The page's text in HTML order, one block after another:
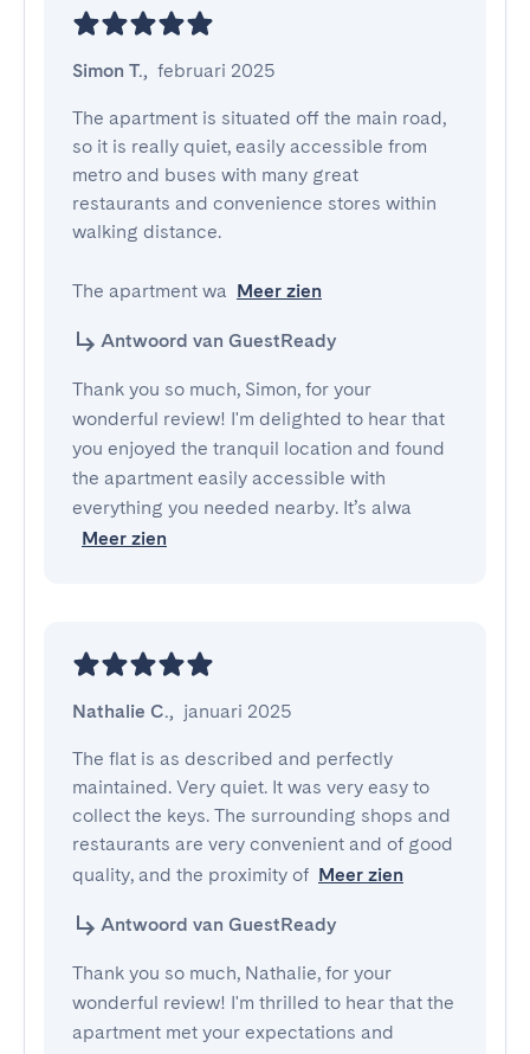
Simon T., februari 2025
The apartment is situated off the main road,
so it is really quiet, easily accessible from
metro and buses with many great
restaurants and convenience stores within
walking distance.
The apartment wa Meer zien
Antwoord van GuestReady
Thank you so much, Simon, for your
wonderful review! I'm delighted to hear that
you enjoyed the tranquil location and found
the apartment easily accessible with
everything you needed nearby. It’s alwa
Meer zien
Nathalie C., januari 2025
The flat is as described and perfectly
maintained. Very quiet. It was very easy to
collect the keys. The surrounding shops and
restaurants are very convenient and of good
quality, and the proximity of Meer zien
Antwoord van GuestReady
Thank you so much, Nathalie, for your
wonderful review! I'm thrilled to hear that the
apartment met your expectations and